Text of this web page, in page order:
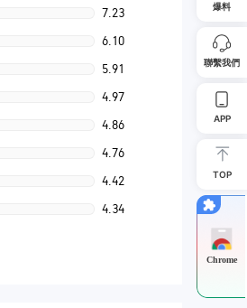
7.23
6.10
5.91
4.97
4.86
4.76
4.42
4.34
爆料
聯繫我們
APP
TOP
Chrome